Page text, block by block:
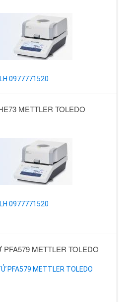
0977771520
METTLER TOLEDO
0977771520
METTLER TOLEDO